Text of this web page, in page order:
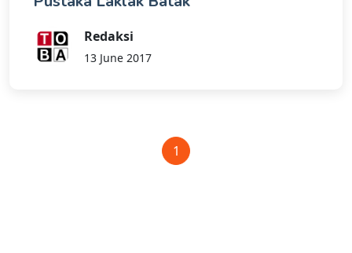
Redaksi
13 June 2017
1